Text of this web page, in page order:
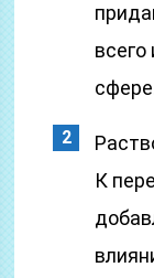
К